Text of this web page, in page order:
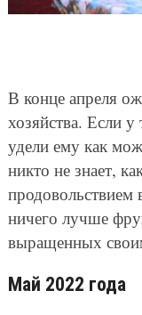
В конце апреля
хозяйства. Если у
удели ему как
никто не знает,
продовольствием
ничего лучше
выращенных
Май 2022 года